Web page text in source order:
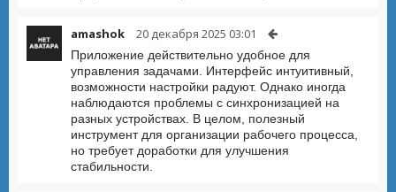
amashok 20 декабря 2025 03:01
Приложение действительно удобное для
управления задачами. Интерфейс интуитивный,
возможности настройки радуют. Однако иногда
наблюдаются проблемы с синхронизацией на
разных устройствах. В целом, полезный
инструмент для организации рабочего процесса,
но требует доработки для улучшения
стабильности.